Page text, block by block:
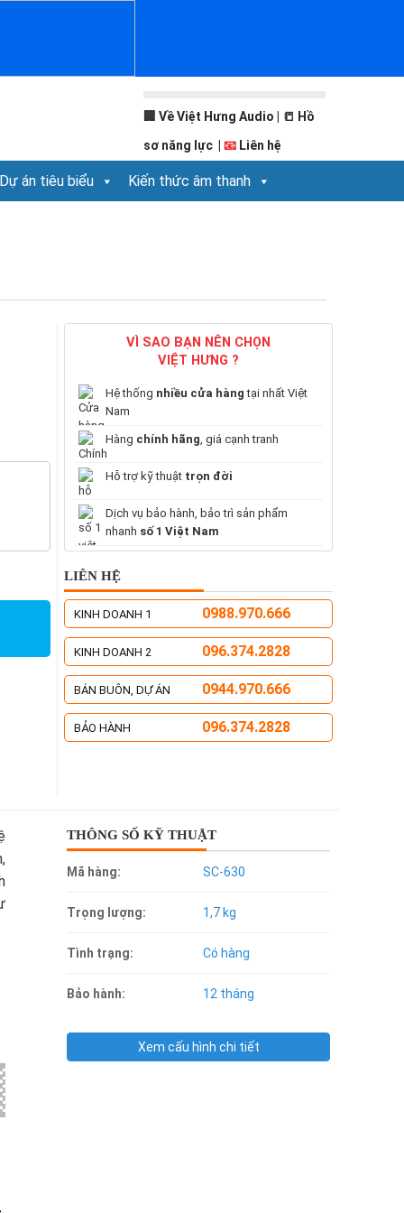
🏢Về Việt Hưng Audio | 📒 Hồ
sơ năng lực
|📧 Liên hệ
Dự án tiêu biểu Kiến thức âm thanh
VÌ SAO BẠN NÊN CHỌN
VIỆT HƯNG ?
Hệ thống nhiều cửa hàng tại nhất Việt
Nam
Hàng chính hãng, giá cạnh tranh
Hỗ trợ kỹ thuật trọn đời
Dịch vụ bảo hành, bảo trì sản phẩm
nhanh số 1 Việt Nam
LIÊN HỆ
KINH DOANH 1 0988.970.666
KINH DOANH 2 096.374.2828
BÁN BUÔN, DỰ ÁN 0944.970.666
BẢO HÀNH 096.374.2828
THÔNG SỐ KỸ THUẬT
Mã hàng: SC-630
Trọng lượng: 1,7 kg
Tình trạng: Có hàng
Bảo hành: 12 tháng
Xem cấu hình chi tiết